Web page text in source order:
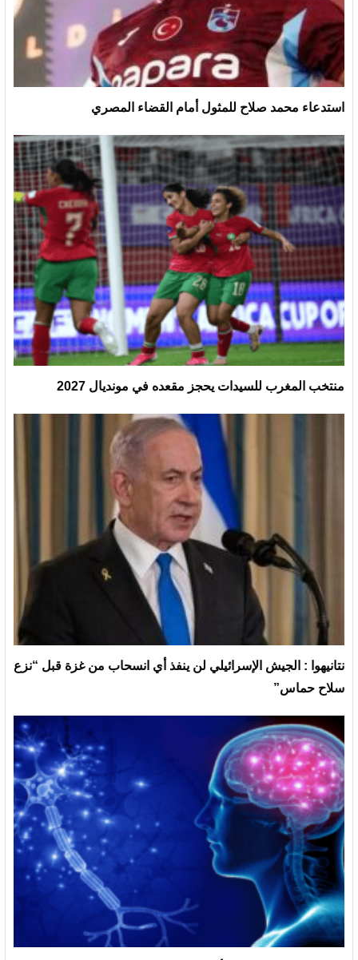
استدعاء محمد صلاح للمثول أمام القضاء المصري
منتخب المغرب للسيدات يحجز مقعده في مونديال 2027
نتانيهوا : الجيش الإسرائيلي لن ينفذ أي انسحاب من غزة قبل “نزع
سلاح حماس”